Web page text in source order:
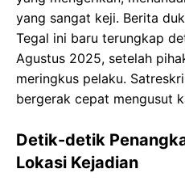
yang sangat keji. Berita
Tegal ini baru terungkap
Agustus 2025, setelah
meringkus pelaku.
bergerak cepat mengusut
Detik-detik
Lokasi Kejadian